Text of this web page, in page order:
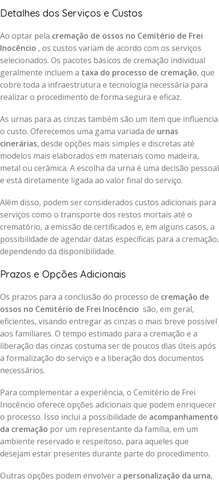
Detalhes dos Serviços e Custos
Ao optar pela cremação de ossos no Cemitério de Frei
Inocêncio , os custos variam de acordo com os serviços
selecionados. Os pacotes básicos de cremação individual
geralmente incluem a taxa do processo de cremação, que
cobre toda a infraestrutura e tecnologia necessária para
realizar o procedimento de forma segura e eficaz.
As urnas para as cinzas também são um item que influencia
o custo. Oferecemos uma gama variada de urnas
cinerárias, desde opções mais simples e discretas até
modelos mais elaborados em materiais como madeira,
metal ou cerâmica. A escolha da urna é uma decisão pessoal
e está diretamente ligada ao valor final do serviço.
Além disso, podem ser considerados custos adicionais para
serviços como o transporte dos restos mortais até o
crematório, a emissão de certificados e, em alguns casos, a
possibilidade de agendar datas específicas para a cremação,
dependendo da disponibilidade.
Prazos e Opções Adicionais
Os prazos para a conclusão do processo de cremação de
ossos no Cemitério de Frei Inocêncio são, em geral,
eficientes, visando entregar as cinzas o mais breve possível
aos familiares. O tempo estimado para a cremação e a
liberação das cinzas costuma ser de poucos dias úteis após
a formalização do serviço e a liberação dos documentos
necessários.
Para complementar a experiência, o Cemitério de Frei
Inocêncio oferece opções adicionais que podem enriquecer
o processo. Isso inclui a possibilidade de acompanhamento
da cremação por um representante da família, em um
ambiente reservado e respeitoso, para aqueles que
desejam estar presentes durante parte do procedimento.
Outras opções podem envolver a personalização da urna,